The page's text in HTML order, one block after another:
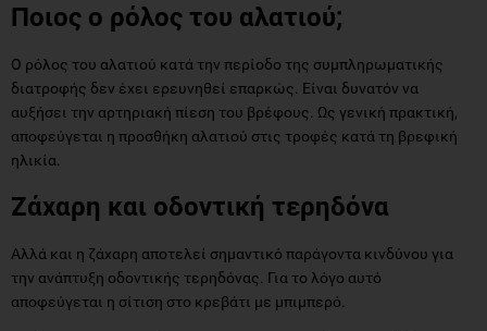
Ποιος ο ρόλος του αλατιού;
Ο ρόλος του αλατιού κατά την περίοδο της συμπληρωματικής
διατροφής δεν έχει ερευνηθεί επαρκώς. Είναι δυνατόν να
αυξήσει την αρτηριακή πίεση του βρέφους. Ως γενική πρακτική,
αποφεύγεται η προσθήκη αλατιού στις τροφές κατά τη βρεφική
ηλικία.
Ζάχαρη και οδοντική τερηδόνα
Αλλά και η ζάχαρη αποτελεί σημαντικό παράγοντα κινδύνου για
την ανάπτυξη οδοντικής τερηδόνας. Για το λόγο αυτό
αποφεύγεται η σίτιση στο κρεβάτι με μπιμπερό.